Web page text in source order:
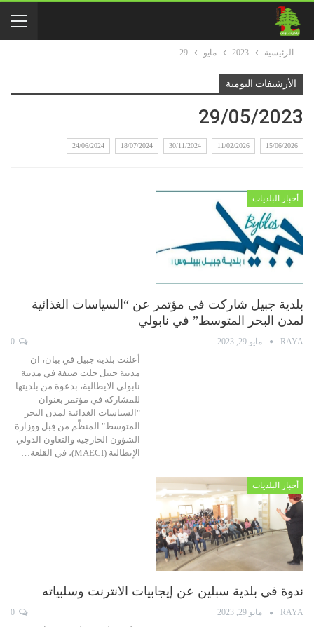
الرئيسية 2023 مايو 29
الأرشيفات اليومية
29/05/2023
15/06/2026
11/02/2026
30/11/2024
18/07/2024
24/06/2024
أخبار البلديات
بلدية جبيل شاركت في مؤتمر عن “السياسات الغذائية
لمدن البحر المتوسط” في نابولي
RAYA مايو 29, 2023
أعلنت بلدية جبيل في بيان، ان
مدينة جبيل حلت ضيفة في مدينة
نابولي الايطالية، بدعوة من بلديتها
للمشاركة في مؤتمر بعنوان
"السياسات الغذائية لمدن البحر
المتوسط" المنظّم من قِبل ووزارة
الشؤون الخارجية والتعاون الدولي
الإيطالية (MAECI)، في القلعة…
أخبار البلديات
ندوة في بلدية سبلين عن إيجابيات الانترنت وسلبياته
RAYA مايو 29, 2023